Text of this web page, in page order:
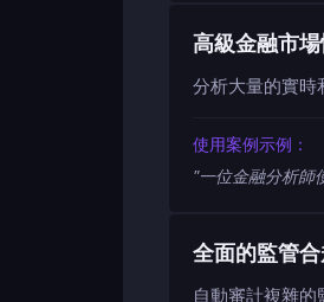
高級金融市
分析大量的實時
使用案例示例：
"一位金融分析師
全面的監管
自動審計複雜的